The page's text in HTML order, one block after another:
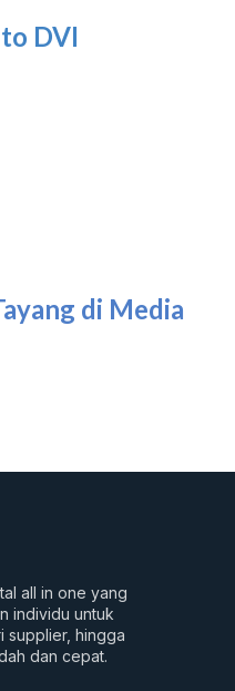
DVI
di Media
all in one yang
individu untuk
supplier, hingga
dan cepat.